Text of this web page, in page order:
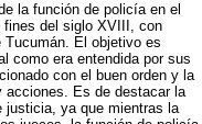
la función de policía en el
fines del siglo XVIII, con
El objetivo es
como era entendida por sus
con el buen orden y la
acciones. Es de destacar la
justicia, ya que mientras la